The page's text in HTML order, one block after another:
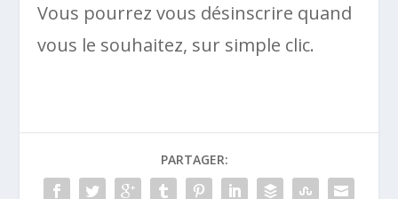
Vous pourrez vous désinscrire quand
vous le souhaitez, sur simple clic.
PARTAGER: